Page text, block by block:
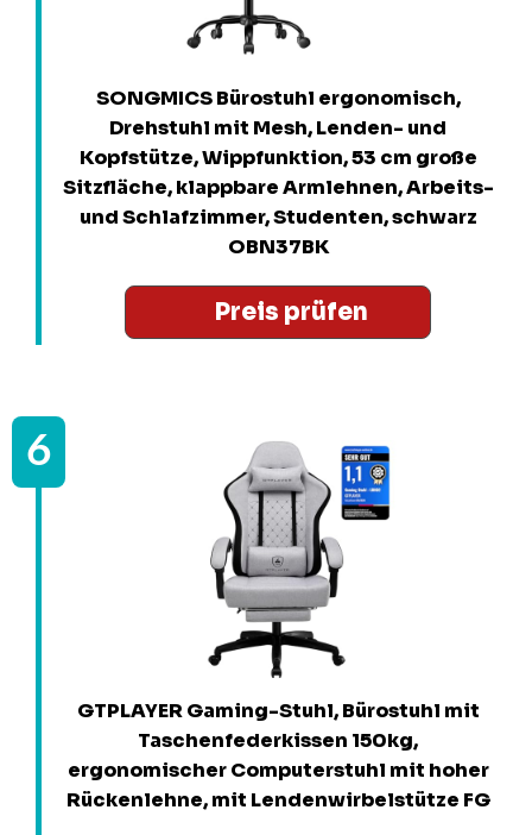
SONGMICS Bürostuhl ergonomisch,
Drehstuhl mit Mesh, Lenden- und
Kopfstütze, Wippfunktion, 53 cm große
Sitzfläche, klappbare Armlehnen, Arbeits-
und Schlafzimmer, Studenten, schwarz
OBN37BK
Preis prüfen
GTPLAYER Gaming-Stuhl, Bürostuhl mit
Taschenfederkissen 150kg,
ergonomischer Computerstuhl mit hoher
Rückenlehne, mit Lendenwirbelstütze FG